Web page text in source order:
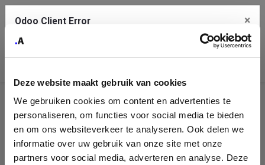
Deze website maakt gebruik van cookies
We gebruiken cookies om content en advertenties te
personaliseren, om functies voor social media te bieden
en om ons websiteverkeer te analyseren. Ook delen we
informatie over uw gebruik van onze site met onze
partners voor social media, adverteren en analyse. Deze
Company
Identification
Please fill in your company details
Odoo Client Error ×
service.
See details